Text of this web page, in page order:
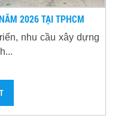
2026 TẠI TPHCM
nhu cầu xây dựng